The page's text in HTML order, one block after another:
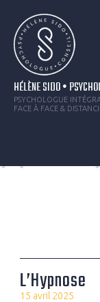
HÉLÈNE SIDO •
PSYCHOLOGUE
FACE À FACE &
L’Hypnose
15 avril 2025